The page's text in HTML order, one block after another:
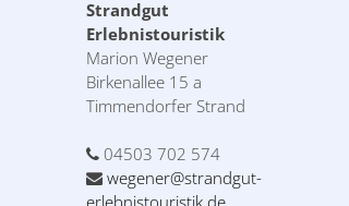
Strandgut
Erlebnistouristik
Marion Wegener
Birkenallee 15 a
Timmendorfer Strand
04503 702 574
wegener@strandgut-
erlebnistouristik.de